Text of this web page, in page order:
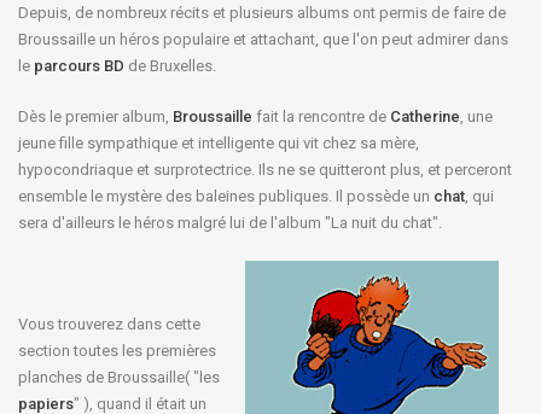
Depuis, de nombreux récits et plusieurs albums ont permis de faire de
Broussaille un héros populaire et attachant, que l'on peut admirer dans
le parcours BD de Bruxelles.
Dès le premier album, Broussaille fait la rencontre de Catherine, une
jeune fille sympathique et intelligente qui vit chez sa mère,
hypocondriaque et surprotectrice. Ils ne se quitteront plus, et perceront
ensemble le mystère des baleines publiques. Il possède un chat, qui
sera d'ailleurs le héros malgré lui de l'album "La nuit du chat".
Vous trouverez dans cette
section toutes les premières
planches de Broussaille( "les
papiers" ), quand il était un